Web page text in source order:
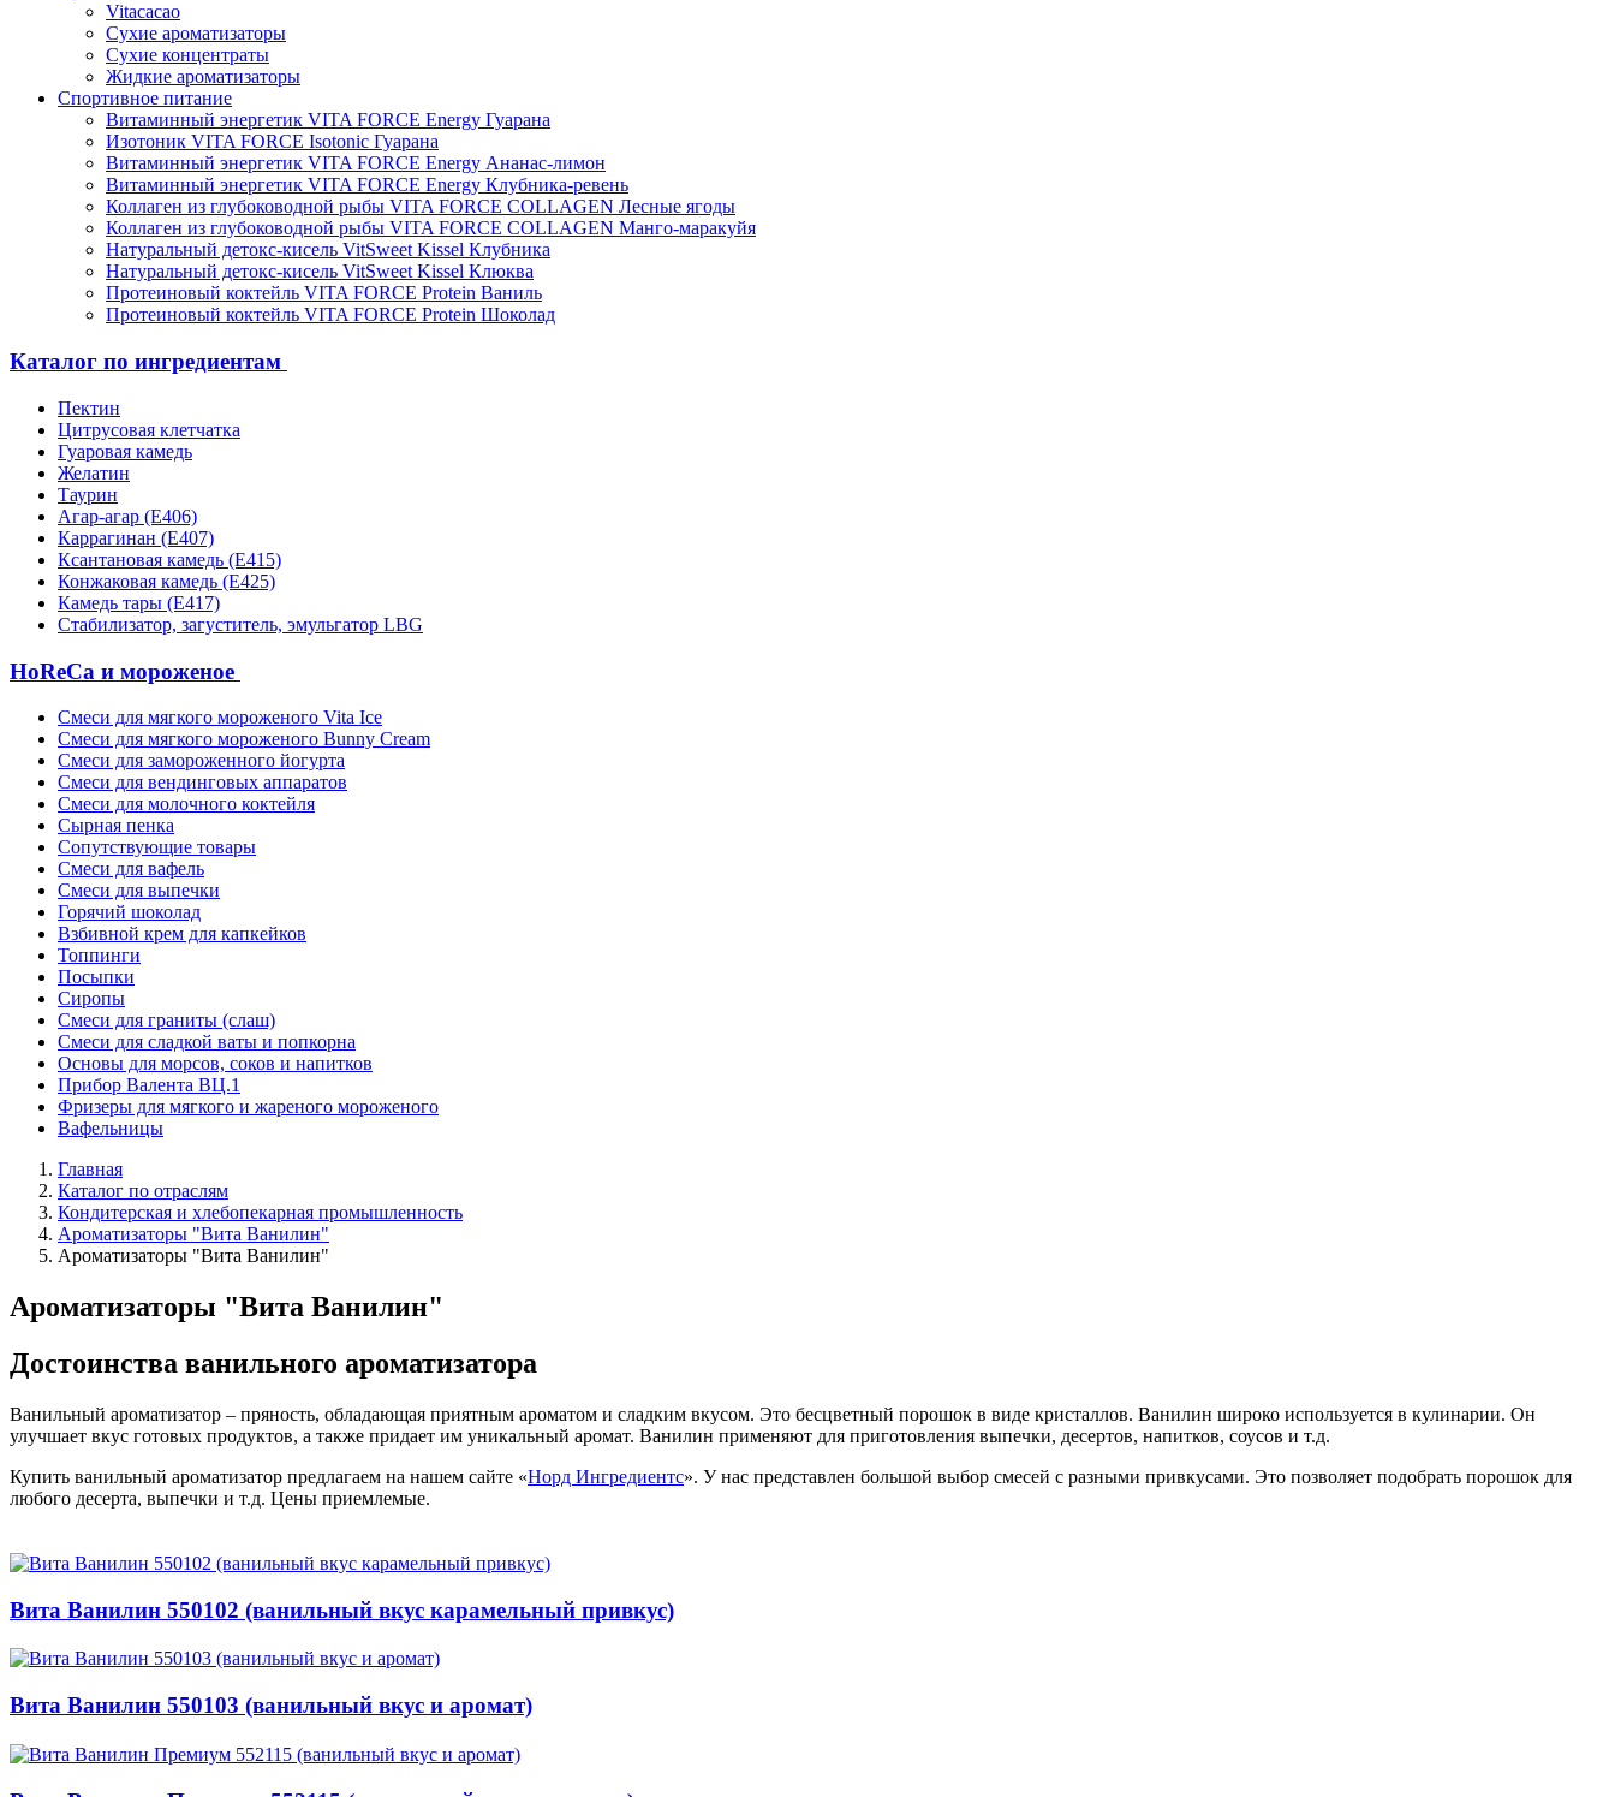
Vitacacao
Сухие ароматизаторы
Сухие концентраты
Жидкие ароматизаторы
Спортивное питание
Витаминный энергетик VITA FORCE Energy Гуарана
Изотоник VITA FORCE Isotonic Гуарана
Витаминный энергетик VITA FORCE Energy Ананас-лимон
Витаминный энергетик VITA FORCE Energy Клубника-ревень
Коллаген из глубоководной рыбы VITA FORCE COLLAGEN Лесные ягоды
Коллаген из глубоководной рыбы VITA FORCE COLLAGEN Манго-маракуйя
Натуральный детокс-кисель VitSweet Kissel Клубника
Натуральный детокс-кисель VitSweet Kissel Клюква
Протеиновый коктейль VITA FORCE Protein Ваниль
Протеиновый коктейль VITA FORCE Protein Шоколад
Каталог по ингредиентам
Пектин
Цитрусовая клетчатка
Гуаровая камедь
Желатин
Таурин
Агар-агар (Е406)
Каррагинан (Е407)
Ксантановая камедь (Е415)
Конжаковая камедь (Е425)
Камедь тары (Е417)
Стабилизатор, загуститель, эмульгатор LBG
HoReCa и мороженое
Смеси для мягкого мороженого Vita Ice
Смеси для мягкого мороженого Bunny Cream
Смеси для замороженного йогурта
Смеси для вендинговых аппаратов
Смеси для молочного коктейля
Сырная пенка
Сопутствующие товары
Смеси для вафель
Смеси для выпечки
Горячий шоколад
Взбивной крем для капкейков
Топпинги
Посыпки
Сиропы
Смеси для граниты (слаш)
Смеси для сладкой ваты и попкорна
Основы для морсов, соков и напитков
Прибор Валента ВЦ.1
Фризеры для мягкого и жареного мороженого
Вафельницы
Главная
Каталог по отраслям
Кондитерская и хлебопекарная промышленность
Ароматизаторы "Вита Ванилин"
Ароматизаторы "Вита Ванилин"
Ароматизаторы "Вита Ванилин"
Достоинства ванильного ароматизатора
Ванильный ароматизатор – пряность, обладающая приятным ароматом и сладким вкусом. Это бесцветный порошок в виде кристаллов. Ванилин широко используется в кулинарии. Он
улучшает вкус готовых продуктов, а также придает им уникальный аромат. Ванилин применяют для приготовления выпечки, десертов, напитков, соусов и т.д.
Купить ванильный ароматизатор предлагаем на нашем сайте «Норд Ингредиентс». У нас представлен большой выбор смесей с разными привкусами. Это позволяет подобрать порошок для
любого десерта, выпечки и т.д. Цены приемлемые.
Вита Ванилин 550102 (ванильный вкус карамельный привкус)
Вита Ванилин 550103 (ванильный вкус и аромат)